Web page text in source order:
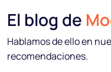
El blog de
Hablamos de ello en
recomendaciones.